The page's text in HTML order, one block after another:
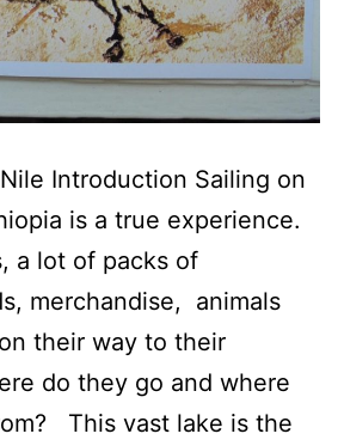
Introduction Sailing on
is a true experience.
a lot of packs of
merchandise, animals
their way to their
do they go and where
This vast lake is the